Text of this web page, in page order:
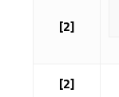
[2]
[2]